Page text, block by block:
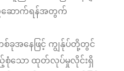
ည်ဆောက်ရန်အတွက်
စ်ခုအနေဖြင့် ကျွန်ုပ်တို့တွင်
စုံသော ထုတ်လုပ်မှုလိုင်းရှိ